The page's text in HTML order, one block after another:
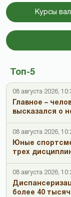
Курсы
Топ-5
08 августа 2026,
Главное –
высказался о
08 августа 2026,
Юные
трех
08 августа 2026,
более 40